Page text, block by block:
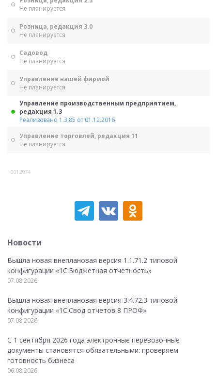
Не планируется
Розница, редакция 3.0
Не планируется
Садовод
Не планируется
Управление нашей фирмой
Не планируется
Управление производственным предприятием,
редакция 1.3
Реализовано 1.3.85 от 01.12.2016
Управление торговлей, редакция 11
Не планируется
10012974
Новости
Вышла новая внеплановая версия 1.1.71.2 типовой
конфигурации «1C:Бюджетная отчетность»
07.08.2026
Вышла новая внеплановая версия 3.4.72.3 типовой
конфигурации «1C:Свод отчетов 8 ПРОФ»
07.08.2026
С 1 сентября 2026 года электронные перевозочные
документы становятся обязательными: проверяем
готовность бизнеса
06.08.2026